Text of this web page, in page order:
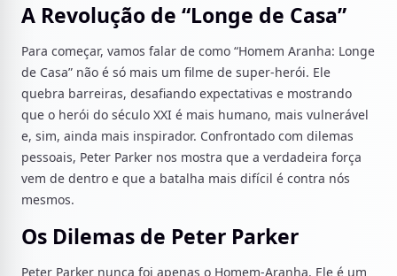
A Revolução de “Longe de Casa”
Para começar, vamos falar de como “Homem Aranha: Longe
de Casa” não é só mais um filme de super-herói. Ele
quebra barreiras, desafiando expectativas e mostrando
que o herói do século XXI é mais humano, mais vulnerável
e, sim, ainda mais inspirador. Confrontado com dilemas
pessoais, Peter Parker nos mostra que a verdadeira força
vem de dentro e que a batalha mais difícil é contra nós
mesmos.
Os Dilemas de Peter Parker
Peter Parker nunca foi apenas o Homem-Aranha. Ele é um